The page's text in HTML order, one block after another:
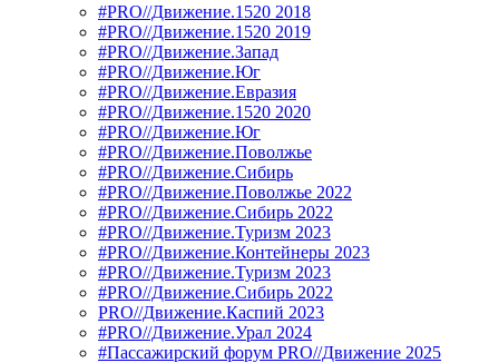
#PRO//Движение.1520 2018
#PRO//Движение.1520 2019
#PRO//Движение.Запад
#PRO//Движение.Юг
#PRO//Движение.Евразия
#PRO//Движение.1520 2020
#PRO//Движение.Юг
#PRO//Движение.Поволжье
#PRO//Движение.Сибирь
#PRO//Движение.Поволжье 2022
#PRO//Движение.Сибирь 2022
#PRO//Движение.Туризм 2023
#PRO//Движение.Контейнеры 2023
#PRO//Движение.Туризм 2023
#PRO//Движение.Сибирь 2022
PRO//Движение.Каспий 2023
#PRO//Движение.Урал 2024
#Пассажирский форум PRO//Движение 2025